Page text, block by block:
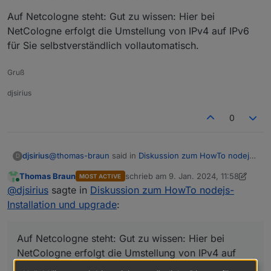
25  * * *
26  * * *
27  * * *
Auf Netcologne steht: Gut zu wissen: Hier bei
NetCologne erfolgt die Umstellung von IPv4 auf IPv6
für Sie selbstverständlich vollautomatisch.
Gruß
djsirius
0
D djsirius@thomas-braun said in Diskussion zum HowTo nodejs-
Quelle:
https://www.netcologne.de/privatkunden/hilfe/eig
enen-router-einrichten/vdsl/
Wenn man danach geht dann schon, oder?
Auf Netcologne steht: Gut zu wissen: Hier bei
NetCologne erfolgt die Umstellung von IPv4 auf IPv6
für Sie selbstverständlich vollautomatisch.
Online
Thomas Braun MOST ACTIVE schrieb am 9. Jan. 2024, 11:58
zuletzt editiert von Thomas Braun
@djsirius sagte in Diskussion zum HowTo nodejs-
Installation und upgrade:
Auf Netcologne steht: Gut zu wissen: Hier bei
NetCologne erfolgt die Umstellung von IPv4 auf
IPv6 für Sie selbstverständlich vollautomatisch.